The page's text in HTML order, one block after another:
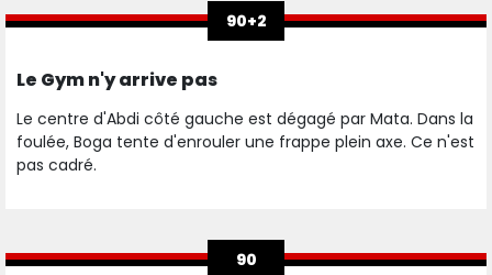
90+2
Le Gym n'y arrive pas
Le centre d'Abdi côté gauche est dégagé par Mata. Dans la
foulée, Boga tente d'enrouler une frappe plein axe. Ce n'est
pas cadré.
90